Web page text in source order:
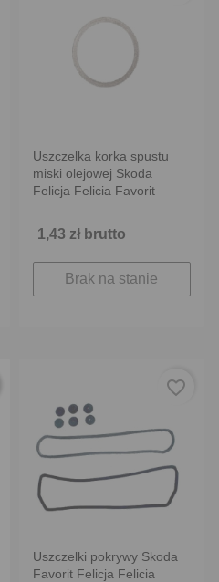
Uszczelka korka spustu
miski olejowej Skoda
Felicja Felicia Favorit
1,43 zł brutto
Brak na stanie
Uszczelki pokrywy Skoda
Favorit Felicja Felicia
favorite_border